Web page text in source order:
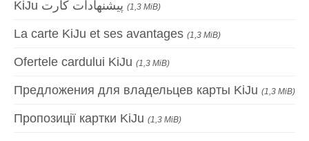
(1,3 MiB)
La carte KiJu et ses avantages (1,3 MiB)
Ofertele cardului KiJu (1,3 MiB)
Предложения для владельцев карты KiJu (1,3 MiB)
Пропозиції картки KiJu (1,3 MiB)